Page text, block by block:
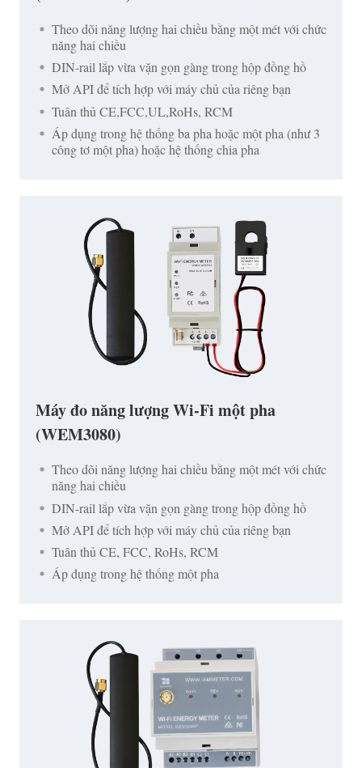
Theo dõi năng lượng hai chiều bằng một mét với chức
năng hai chiều
DIN-rail lắp vừa vặn gọn gàng trong hộp đồng hồ
Mở API để tích hợp với máy chủ của riêng bạn
Tuân thủ CE,FCC,UL,RoHs, RCM
Áp dụng trong hệ thống ba pha hoặc một pha (như 3
công tơ một pha) hoặc hệ thống chia pha
Máy đo năng lượng Wi-Fi một pha
(WEM3080)
Theo dõi năng lượng hai chiều bằng một mét với chức
năng hai chiều
DIN-rail lắp vừa vặn gọn gàng trong hộp đồng hồ
Mở API để tích hợp với máy chủ của riêng bạn
Tuân thủ CE, FCC, RoHs, RCM
Áp dụng trong hệ thống một pha